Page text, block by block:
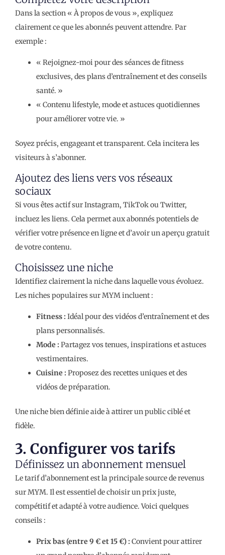
Dans la section « À propos de vous », expliquez
clairement ce que les abonnés peuvent attendre. Par
exemple :
« Rejoignez-moi pour des séances de fitness
exclusives, des plans d’entraînement et des conseils
santé. »
« Contenu lifestyle, mode et astuces quotidiennes
pour améliorer votre vie. »
Soyez précis, engageant et transparent. Cela incitera les
visiteurs à s’abonner.
Ajoutez des liens vers vos réseaux
sociaux
Si vous êtes actif sur Instagram, TikTok ou Twitter,
incluez les liens. Cela permet aux abonnés potentiels de
vérifier votre présence en ligne et d’avoir un aperçu gratuit
de votre contenu.
Choisissez une niche
Identifiez clairement la niche dans laquelle vous évoluez.
Les niches populaires sur MYM incluent :
Fitness : Idéal pour des vidéos d’entraînement et des
plans personnalisés.
Mode : Partagez vos tenues, inspirations et astuces
vestimentaires.
Cuisine : Proposez des recettes uniques et des
vidéos de préparation.
Une niche bien définie aide à attirer un public ciblé et
fidèle.
3. Configurer vos tarifs
Définissez un abonnement mensuel
Le tarif d’abonnement est la principale source de revenus
sur MYM. Il est essentiel de choisir un prix juste,
compétitif et adapté à votre audience. Voici quelques
conseils :
Prix bas (entre 9 € et 15 €) : Convient pour attirer